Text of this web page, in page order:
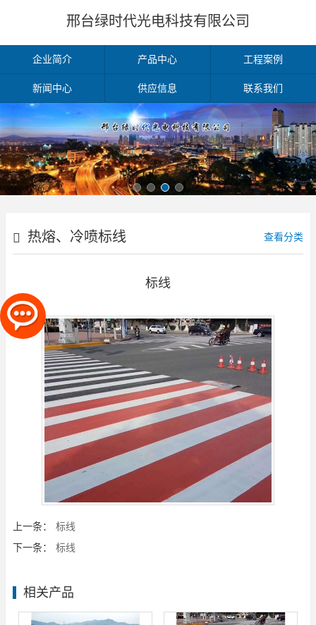
邢台绿时代光电科技有限公司
企业简介 产品中心 工程案例
新闻中心 供应信息 联系我们
热熔、冷喷标线 查看分类
标线
上一条：
标线
下一条：
标线
相关产品